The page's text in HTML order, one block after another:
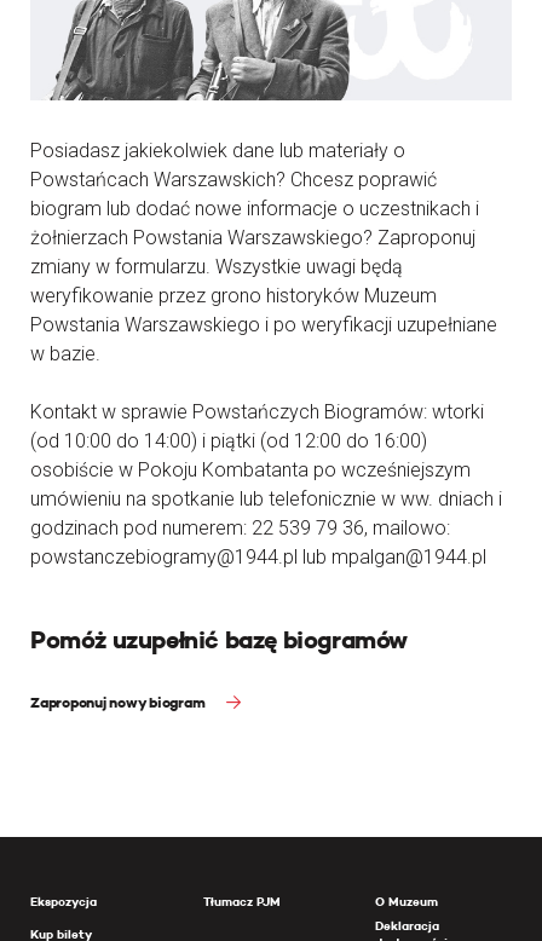
Posiadasz jakiekolwiek dane lub materiały o
Powstańcach Warszawskich? Chcesz poprawić
biogram lub dodać nowe informacje o uczestnikach i
żołnierzach Powstania Warszawskiego? Zaproponuj
zmiany w formularzu. Wszystkie uwagi będą
weryfikowanie przez grono historyków Muzeum
Powstania Warszawskiego i po weryfikacji uzupełniane
w bazie.
Kontakt w sprawie Powstańczych Biogramów: wtorki
(od 10:00 do 14:00) i piątki (od 12:00 do 16:00)
osobiście w Pokoju Kombatanta po wcześniejszym
umówieniu na spotkanie lub telefonicznie w ww. dniach i
godzinach pod numerem: 22 539 79 36, mailowo:
powstanczebiogramy@1944.pl lub mpalgan@1944.pl
Pomóż uzupełnić bazę biogramów
Zaproponuj nowy biogram
Ekspozycja
Kup bilety
Tłumacz PJM
O Muzeum
Deklaracja